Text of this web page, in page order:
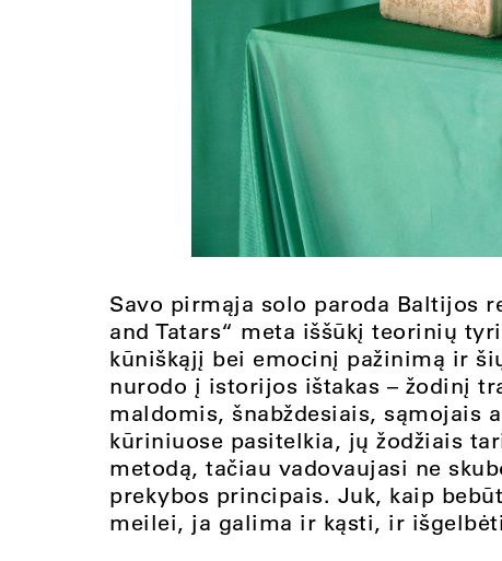
Savo pirmąja solo paroda Baltijos
and Tatars“ meta iššūkį teorinių
kūniškąjį bei emocinį pažinimą ir
nurodo į istorijos ištakas – žodinį
maldomis, šnabždesiais, sąmojais
kūriniuose pasitelkia, jų žodžiais
metodą, tačiau vadovaujasi ne
prekybos principais. Juk, kaip
meilei, ja galima ir kąsti, ir